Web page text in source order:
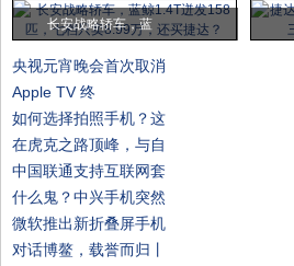
长安战略轿车，蓝
央视元宵晚会首次取消
Apple TV 终
如何选择拍照手机？这
在虎克之路顶峰，与自
中国联通支持互联网套
什么鬼？中兴手机突然
微软推出新折叠屏手机
对话博鳌，载誉而归丨